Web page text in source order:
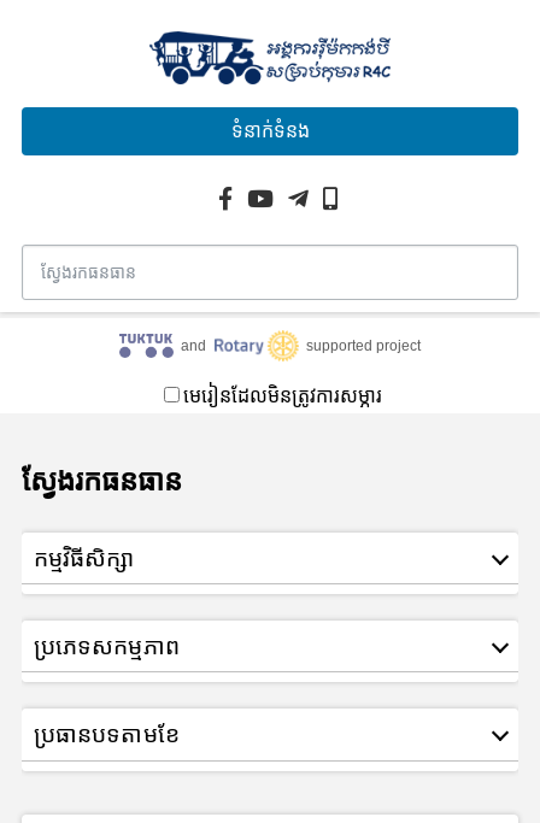
ទំនាក់ទំនង
and supported project
មេរៀនដែលមិនត្រូវការសម្ភារ
ស្វែងរកធនធាន
កម្មវិធីសិក្សា
ប្រភេទសកម្មភាព
ប្រធានបទតាមខែ